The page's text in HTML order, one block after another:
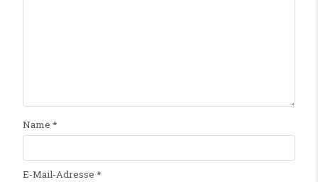
Name *
E-Mail-Adresse *